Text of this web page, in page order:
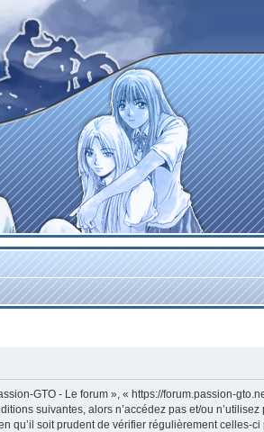
GTO - Le forum », « https://forum.passion-
suivantes, alors n’accédez pas et/ou
soit prudent de vérifier régulièrement celles-